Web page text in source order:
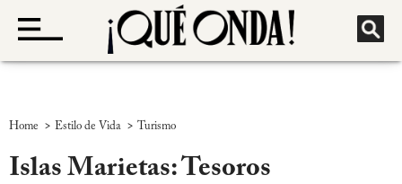
Home > Estilo de Vida > Turismo
Islas Marietas: Tesoros